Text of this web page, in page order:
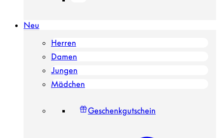
Neu
Herren
Damen
Jungen
Mädchen
Geschenkgutschein